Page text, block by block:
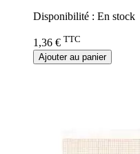
Disponibilité : En stock
1,36 € TTC
Ajouter au panier